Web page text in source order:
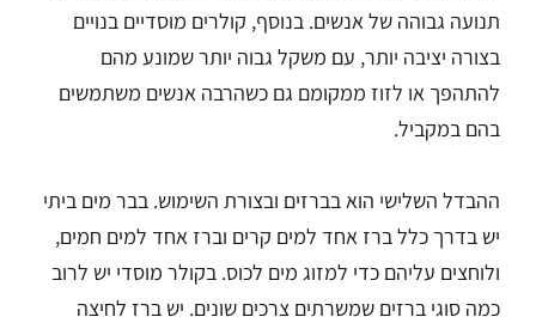
תנועה גבוהה של אנשים. בנוסף, קולרים מוסדיים בנויים
בצורה יציבה יותר, עם משקל גבוה יותר שמונע מהם
להתהפך או לזוז ממקומם גם כשהרבה אנשים משתמשים
בהם במקביל.
ההבדל השלישי הוא בברזים ובצורת השימוש. בבר מים ביתי
יש בדרך כלל ברז אחד למים קרים וברז אחד למים חמים,
ולוחצים עליהם כדי למזוג מים לכוס. בקולר מוסדי יש לרוב
כמה סוגי ברזים שמשרתים צרכים שונים. יש ברז לחיצה